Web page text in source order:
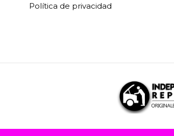
Política de privacidad